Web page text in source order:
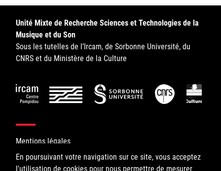
Rester informé
Offres d'emplois/stages
En poursuivant votre navigation sur ce site, vous acceptez
l'utilisation de cookies pour nous permettre de mesurer
Unité Mixte de Recherche Sciences et Technologies de la
Musique et du Son
Sous les tutelles de l’Ircam, de Sorbonne Université, du
CNRS et du Ministère de la Culture
Mentions légales